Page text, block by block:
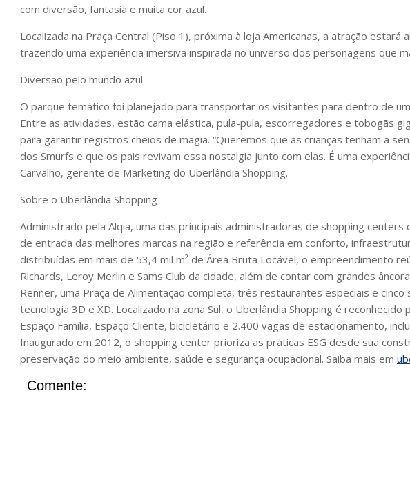
com diversão, fantasia e muita cor azul.
Localizada na Praça Central (Piso 1), próxima à loja Americanas, a atração
trazendo uma experiência imersiva inspirada no universo dos personagens que
Diversão pelo mundo azul
O parque temático foi planejado para transportar os visitantes para dentro de
Entre as atividades, estão cama elástica, pula-pula, escorregadores e tobogãs
para garantir registros cheios de magia. “Queremos que as crianças tenham a
dos Smurfs e que os pais revivam essa nostalgia junto com elas. É uma
Carvalho, gerente de Marketing do Uberlândia Shopping.
Sobre o Uberlândia Shopping
Administrado pela Alqia, uma das principais administradoras de shopping centers
de entrada das melhores marcas na região e referência em conforto,
distribuídas em mais de 53,4 mil m² de Área Bruta Locável, o empreendimento
Richards, Leroy Merlin e Sams Club da cidade, além de contar com grandes
Renner, uma Praça de Alimentação completa, três restaurantes especiais e cinco
tecnologia 3D e XD. Localizado na zona Sul, o Uberlândia Shopping é
Espaço Família, Espaço Cliente, bicicletário e 2.400 vagas de estacionamento,
Inaugurado em 2012, o shopping center prioriza as práticas ESG desde sua
preservação do meio ambiente, saúde e segurança ocupacional. Saiba mais em
Comente: